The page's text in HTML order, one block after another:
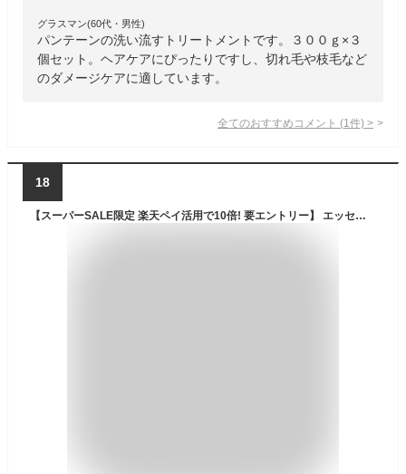
グラスマン(60代・男性)
パンテーンの洗い流すトリートメントです。３００ｇ×３
個セット。ヘアケアにぴったりですし、切れ毛や枝毛など
のダメージケアに適しています。
全てのおすすめコメント (1 件) >
18
【スーパーSALE限定 楽天ペイ活用で10倍! 要エントリー】 エッセンシャル しっとりまとまる トリートメント 250g 【エッセンシャル(Essential)】 トリートメント 枝毛・切れ毛ケア用